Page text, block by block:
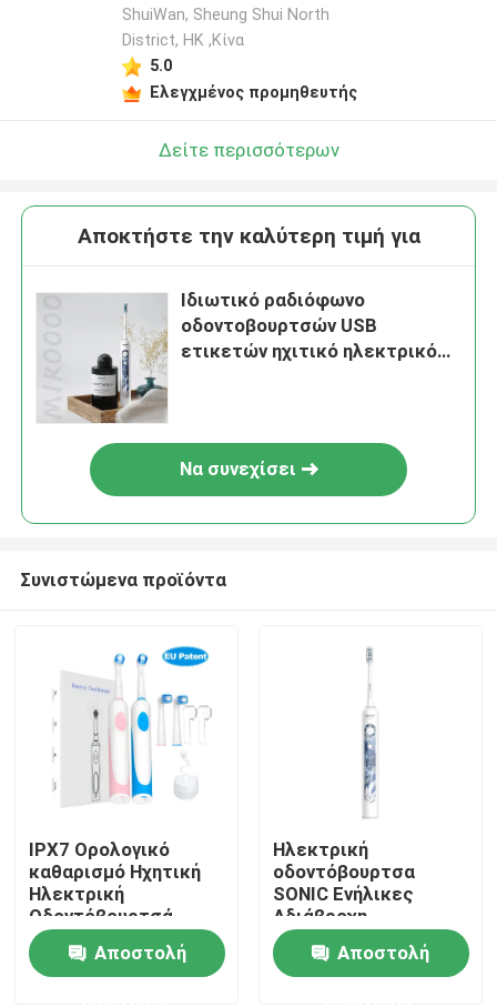
Σπίτι
Προϊόντα
ShuiWan, Sheung Shui North
District, HK ,Κίνα
5.0
Ελεγχμένος προμηθευτής
Δείτε περισσότερων
Αποκτήστε την καλύτερη τιμή για
Ιδιωτικό ραδιόφωνο
οδοντοβουρτσών USB
ετικετών ηχιτικό ηλεκτρικό
Να συνεχίσει
Συνιστώμενα προϊόντα
IPX7 Ορολογικό
καθαρισμό Ηχητική
Ηλεκτρική
Οδοντόβουρτσά
ζευγάρι Αδιάβροχη
Ηλεκτρική
Οδοντόβουρτσα
Αποστολή
Ηλεκτρική
οδοντόβουρτσα
SONIC Ενήλικες
Αδιάβροχη
οδοντόβουρτσα
Κεφαλή Ηλεκτρική
οδοντόβουρτσα
Αποστολή